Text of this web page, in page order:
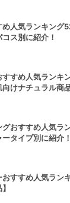
め人気ランキング
ス別に紹介！
すすめ人気ランキ
けナチュラル商
グおすすめ人気ラ
タイプ別に紹介！
おすすめ人気ラン